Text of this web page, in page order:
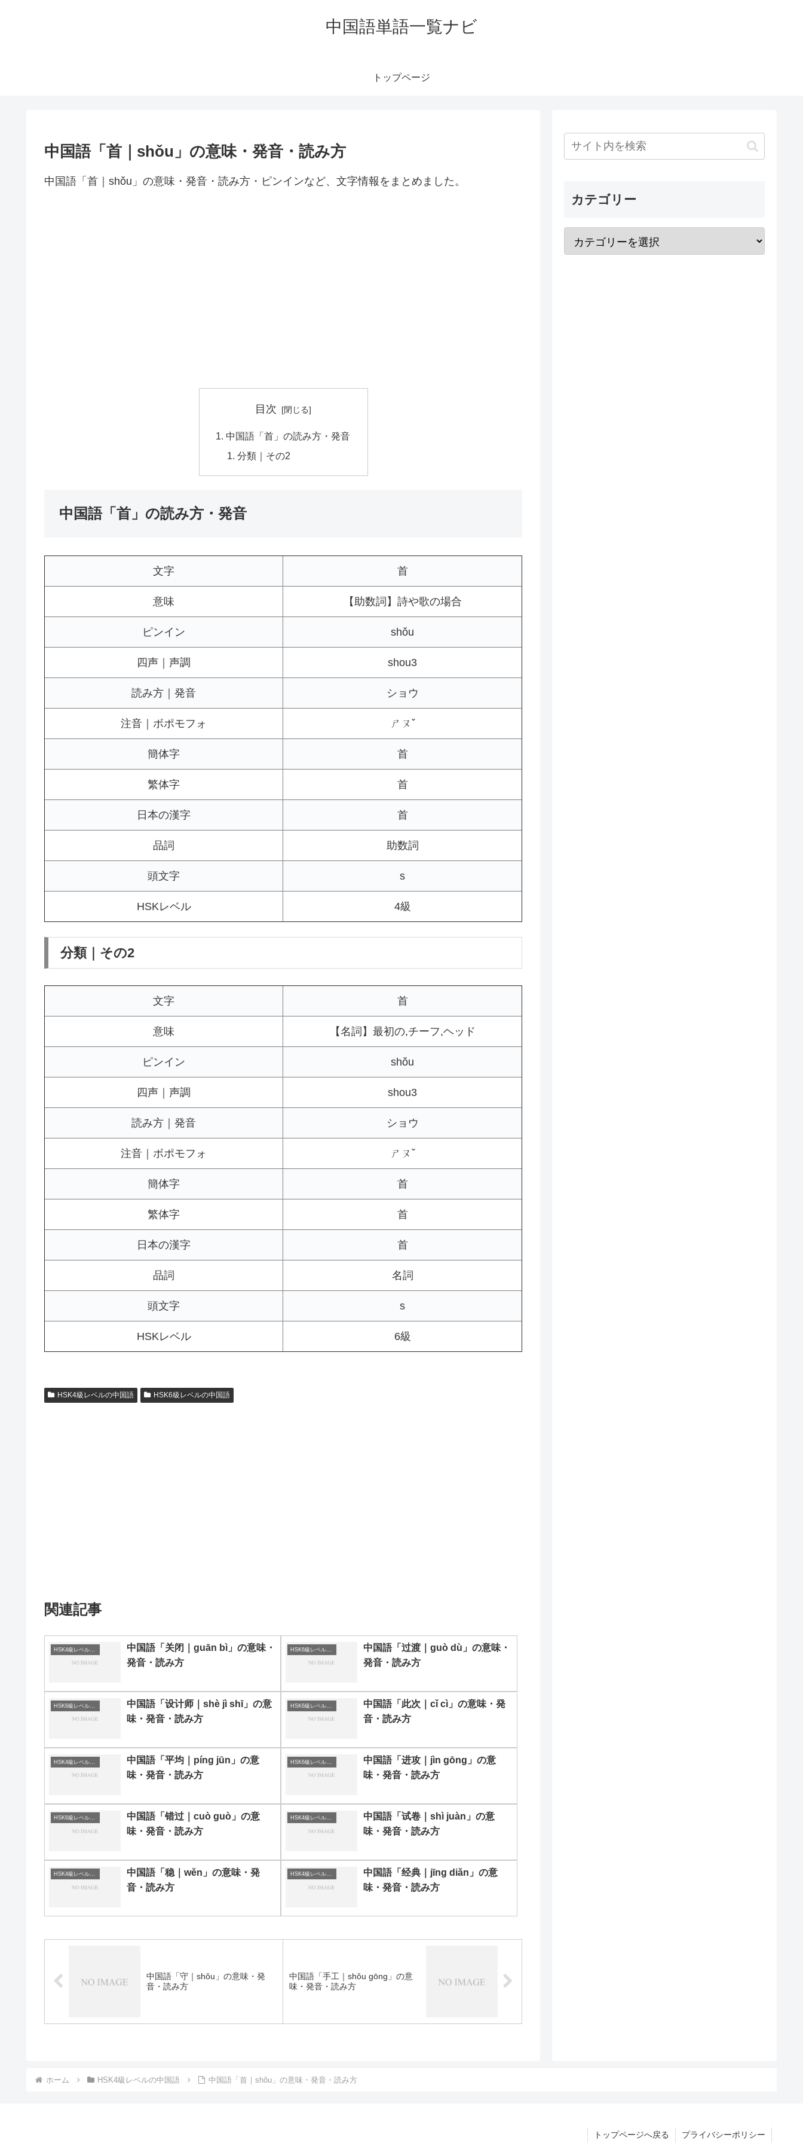
中国語単語一覧ナビ
トップページ
中国語「首｜shǒu」の意味・発音・読み方
中国語「首｜shǒu」の意味・発音・読み方・ピンインなど、文字情報をまとめました。
目次
中国語「首」の読み方・発音
分類｜その2
中国語「首」の読み方・発音
文字 首
意味 【助数詞】詩や歌の場合
ピンイン shǒu
四声｜声調 shou3
読み方｜発音 ショウ
注音｜ボポモフォ ㄕㄡˇ
簡体字 首
繁体字 首
日本の漢字 首
品詞 助数詞
頭文字 s
HSKレベル 4級
分類｜その2
文字 首
意味 【名詞】最初の,チーフ,ヘッド
ピンイン shǒu
四声｜声調 shou3
読み方｜発音 ショウ
注音｜ボポモフォ ㄕㄡˇ
簡体字 首
繁体字 首
日本の漢字 首
品詞 名詞
頭文字 s
HSKレベル 6級
HSK4級レベルの中国語 HSK6級レベルの中国語
関連記事
中国語「关闭｜guān bì」の意味・
発音・読み方
中国語「过渡｜guò dù」の意味・
発音・読み方
中国語「设计师｜shè jì shī」の意
味・発音・読み方
中国語「此次｜cǐ cì」の意味・発
音・読み方
中国語「平均｜píng jūn」の意
味・発音・読み方
中国語「进攻｜jìn gōng」の意
味・発音・読み方
HSK6級レベルの中国語
中国語「错过｜cuò guò」の意
味・発音・読み方
HSK4級レベルの中国語
中国語「试卷｜shì juàn」の意
味・発音・読み方
HSK4級レベルの中国語
中国語「稳｜wěn」の意味・発
音・読み方
HSK4級レベルの中国語
中国語「经典｜jīng diǎn」の意
味・発音・読み方
中国語「守｜shǒu」の意味・発
音・読み方
中国語「手工｜shǒu gōng」の意
味・発音・読み方
カテゴリー
ホーム HSK4級レベルの中国語 中国語「首｜shǒu」の意味・発音・読み方
トップページへ戻る プライバシーポリシー